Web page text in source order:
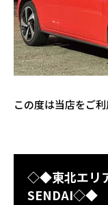
この度は当店をご
◇◆東北エリ
SENDAI◇◆